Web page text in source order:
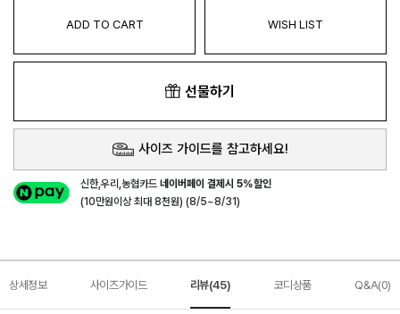
ADD TO CART WISH LIST
선물하기
사이즈 가이드를 참고하세요!
신한,우리,농협카드네이버페이 결제시 5%할인
(10만원이상 최대 8천원) (8/5~8/31)
상세정보 사이즈가이드 리뷰(45) 코디상품 Q&A(0)